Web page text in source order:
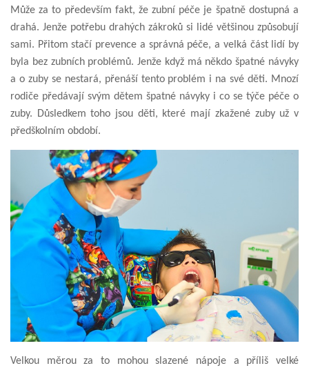
Může za to především fakt, že zubní péče je špatně dostupná a
drahá. Jenže potřebu drahých zákroků si lidé většinou způsobují
sami. Přitom stačí prevence a správná péče, a velká část lidí by
byla bez zubních problémů. Jenže když má někdo špatné návyky
a o zuby se nestará, přenáší tento problém i na své děti. Mnozí
rodiče předávají svým dětem špatné návyky i co se týče péče o
zuby. Důsledkem toho jsou děti, které mají zkažené zuby už v
předškolním období.
Velkou měrou za to mohou slazené nápoje a příliš velké